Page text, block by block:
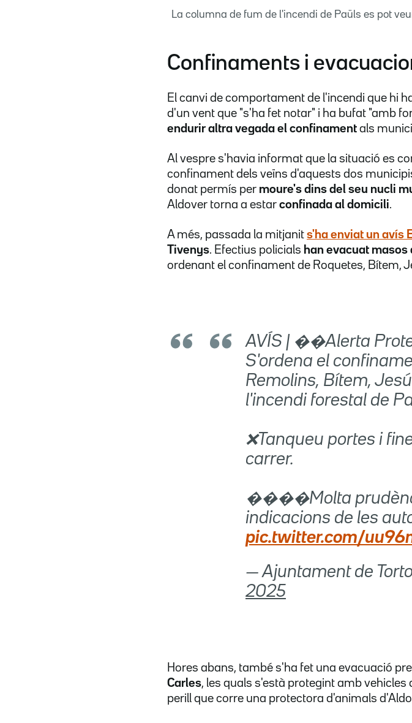
La columna de fum de l'incendi de Paüls es pot
Confinaments i
El canvi de comportament de l'incendi que hi
d'un vent que "s'ha fet notar" i ha bufat "amb
endurir altra vegada el confinament als
Al vespre s'havia informat que la situació es
confinament dels veïns d'aquests dos
donat permís per moure's dins del seu nucli
Aldover torna a estar confinada al domicili.
A més, passada la mitjanit s'ha enviat un avís
Tivenys. Efectius policials han evacuat masos
ordenant el confinament de Roquetes, Bítem,
AVÍS | ��Alerta
S'ordena el
Remolins, Bítem,
l'incendi forestal de
❌Tanqueu portes i
carrer.
����Molta
indicacions de les
pic.twitter.com/
— Ajuntament de
2025
Hores abans, també s'ha fet una evacuació
Carles, les quals s'està protegint amb
perill que corre una protectora d'animals